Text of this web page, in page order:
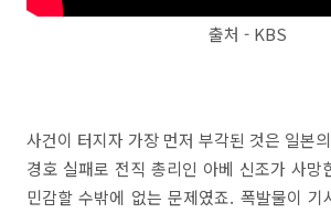
출처 - KBS
사건이 터지자 가장 먼저 부각된 것은 일본
경호 실패로 전직 총리인 아베 신조가 사망
민감할 수밖에 없는 문제였죠. 폭발물이